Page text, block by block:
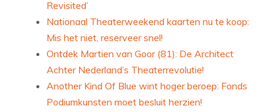
Revisited’
Nationaal Theaterweekend kaarten nu te koop:
Mis het niet, reserveer snel!
Ontdek Martien van Goor (81): De Architect
Achter Nederland’s Theaterrevolutie!
Another Kind Of Blue wint hoger beroep: Fonds
Podiumkunsten moet besluit herzien!